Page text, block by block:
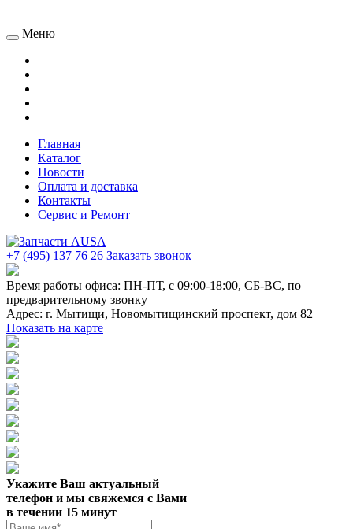
Меню
Главная
Каталог
Новости
Оплата и доставка
Контакты
Сервис и Ремонт
+7 (495) 137 76 26 Заказать звонок
Время работы офиса: ПН-ПТ, с 09:00-18:00, СБ-ВС, по
предварительному звонку
Адрес: г. Мытищи, Новомытищинский проспект, дом 82
Показать на карте
Укажите Ваш актуальный
телефон и мы свяжемся с Вами
в течении 15 минут